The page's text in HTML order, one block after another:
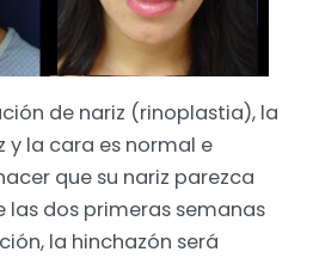
de nariz (rinoplastia), la
y la cara es normal e
que su nariz parezca
las dos primeras semanas
la hinchazón será